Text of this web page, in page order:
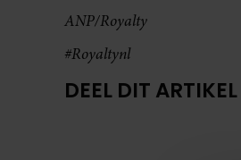
ANP/Royalty
#Royaltynl
DEEL DIT